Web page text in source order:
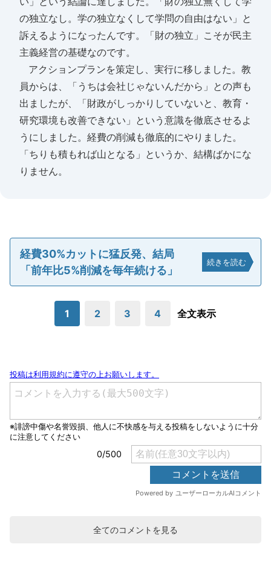
の独立なし。学の独立なくして学問の自由はない」と
訴えるようになったんです。「財の独立」こそが民主
主義経営の基礎なのです。
アクションプランを策定し、実行に移しました。教
員からは、「うちは会社じゃないんだから」との声も
出ましたが、「財政がしっかりしていないと、教育・
研究環境も改善できない」という意識を徹底させるよ
うにしました。経費の削減も徹底的にやりました。
「ちりも積もれば山となる」というか、結構ばかにな
りません。
経費30%カットに猛反発、結局
「前年比5%削減を毎年続ける」
続きを読む
1 2 3 4 全文表示
全てのコメントを見る